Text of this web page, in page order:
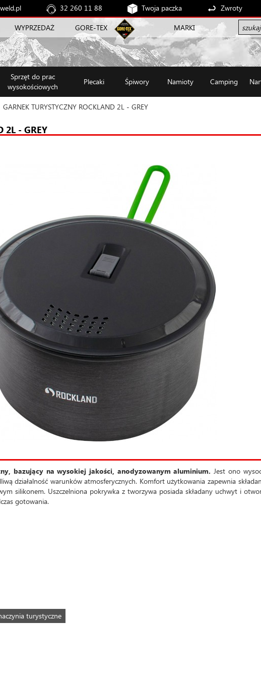
32 260 11 88 Twoja paczka Zwroty
WYPRZEDAŻ GORE-TEX MARKI
Sprzęt do prac
wysokościowych
Plecaki Śpiwory Namioty Camping
GARNEK TURYSTYCZNY ROCKLAND 2L - GREY
2L - GREY
bazujący na wysokiej jakości, anodyzowanym aluminium. Jest ono
działalność warunków atmosferycznych. Komfort użytkowania zapewnia
silikonem. Uszczelniona pokrywka z tworzywa posiada składany uchwyt i
gotowania.
turystyczne